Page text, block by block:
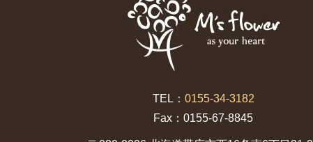
TEL： 0155-34-3182
Fax：0155-67-8845